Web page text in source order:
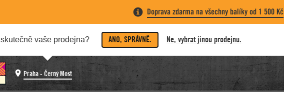
Doprava zdarma na všechny balíky od 1 500 Kč
skutečně vaše prodejna? ANO, SPRÁVNĚ. Ne, vybrat jinou prodejnu.
Praha - Černý Most